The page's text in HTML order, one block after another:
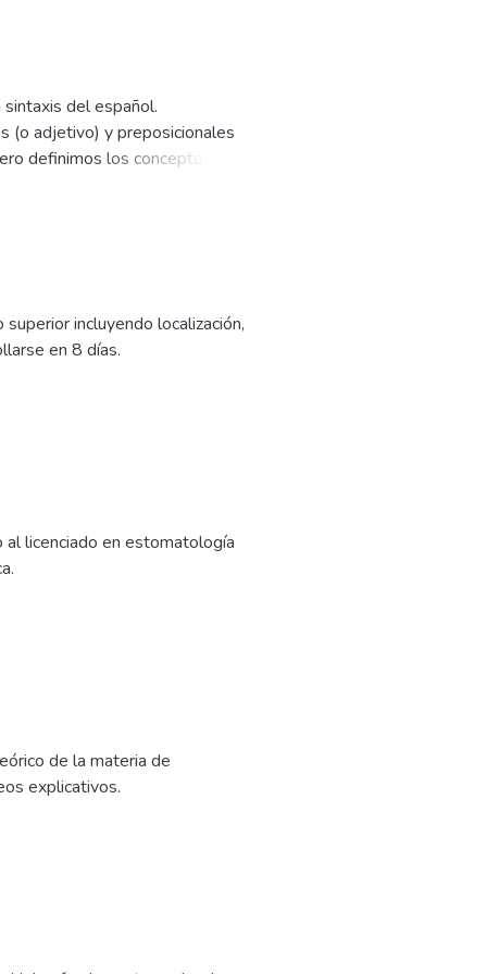
del español.
(o adjetivo) y preposicionales
definimos los conceptos de
sintagmas con varios
incluyendo localización,
en 8 días.
licenciado en estomatología
de la materia de
explicativos.